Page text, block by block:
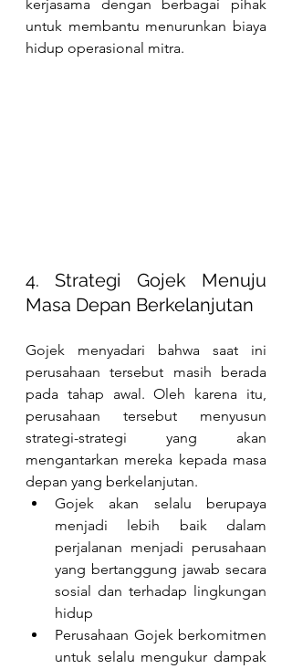
kerjasama dengan berbagai pihak
untuk membantu menurunkan biaya
hidup operasional mitra.
4. Strategi Gojek Menuju
Masa Depan Berkelanjutan
Gojek menyadari bahwa saat ini
perusahaan tersebut masih berada
pada tahap awal. Oleh karena itu,
perusahaan tersebut menyusun
strategi-strategi yang akan
mengantarkan mereka kepada masa
depan yang berkelanjutan.
Gojek akan selalu berupaya
menjadi lebih baik dalam
perjalanan menjadi perusahaan
yang bertanggung jawab secara
sosial dan terhadap lingkungan
hidup
Perusahaan Gojek berkomitmen
untuk selalu mengukur dampak